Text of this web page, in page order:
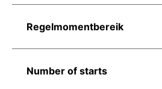
Regelmomentbereik
Number of starts